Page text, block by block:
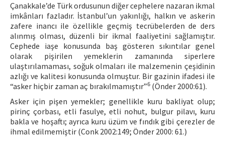
Çanakkale’de Türk ordusunun diğer cephelere nazaran ikmal
imkânları fazladır. İstanbul’un yakınlığı, halkın ve askerin
zafere inancı ile özellikle geçmiş tecrübelerden de ders
alınmış olması, düzenli bir ikmal faaliyetini sağlamıştır.
Cephede iaşe konusunda baş gösteren sıkıntılar genel
olarak pişirilen yemeklerin zamanında siperlere
ulaştırılamaması, soğuk olmaları ile malzemenin çeşidinin
azlığı ve kalitesi konusunda olmuştur. Bir gazinin ifadesi ile
“asker hiçbir zaman aç bırakılmamıştır”6 (Önder 2000:61).
Asker için pişen yemekler; genellikle kuru bakliyat olup;
pirinç çorbası, etli fasulye, etli nohut, bulgur pilavı, kuru
bakla ve hoşaftı; ayrıca kuru üzüm ve fındık gibi çerezler de
ihmal edilmemiştir (Conk 2002:149; Önder 2000: 61.)